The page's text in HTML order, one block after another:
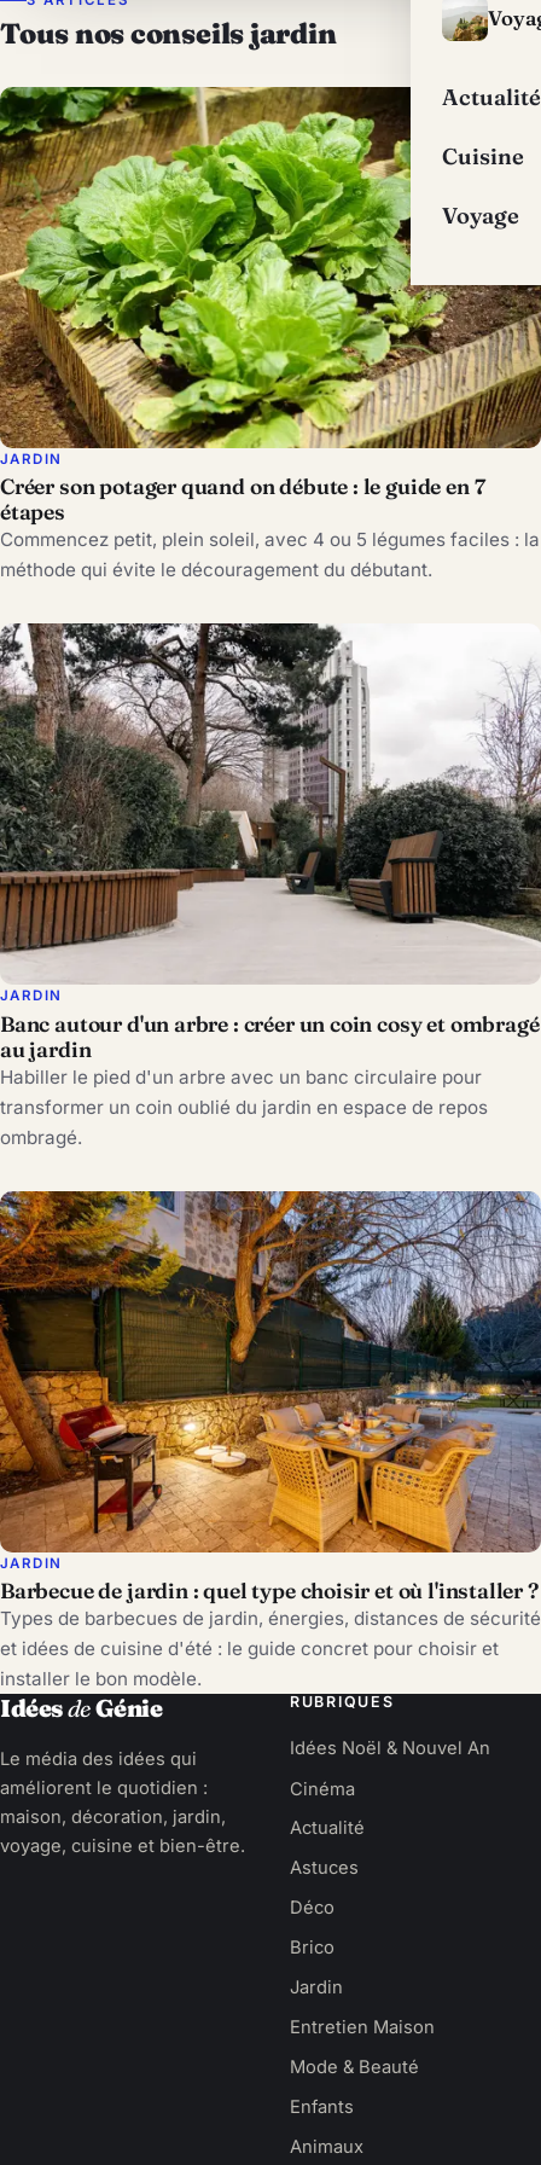
Actualité
Cuisine
Voyage
Tous nos conseils jardin
JARDIN
Créer son potager quand on débute : le guide en 7
étapes
Commencez petit, plein soleil, avec 4 ou 5 légumes faciles : la
méthode qui évite le découragement du débutant.
JARDIN
Banc autour d'un arbre : créer un coin cosy et ombragé
au jardin
Habiller le pied d'un arbre avec un banc circulaire pour
transformer un coin oublié du jardin en espace de repos
ombragé.
JARDIN
Barbecue de jardin : quel type choisir et où l'installer ?
Types de barbecues de jardin, énergies, distances de sécurité
et idées de cuisine d'été : le guide concret pour choisir et
installer le bon modèle.
IdéesdeGénie
Le média des idées qui
améliorent le quotidien :
maison, décoration, jardin,
voyage, cuisine et bien-être.
RUBRIQUES
Idées Noël & Nouvel An
Cinéma
Actualité
Astuces
Déco
Brico
Jardin
Entretien Maison
Mode & Beauté
Enfants
Animaux